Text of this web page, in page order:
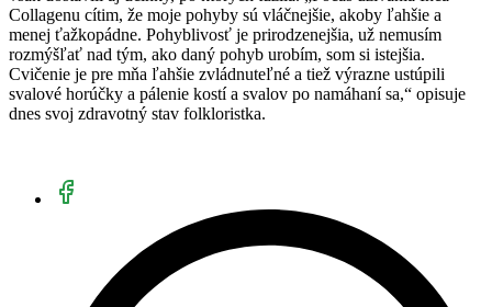
Collagenu cítim, že moje pohyby sú vláčnejšie, akoby ľahšie a
menej ťažkopádne. Pohyblivosť je prirodzenejšia, už nemusím
rozmýšľať nad tým, ako daný pohyb urobím, som si istejšia.
Cvičenie je pre mňa ľahšie zvládnuteľné a tiež výrazne ustúpili
svalové horúčky a pálenie kostí a svalov po namáhaní sa,“ opisuje
dnes svoj zdravotný stav folkloristka.